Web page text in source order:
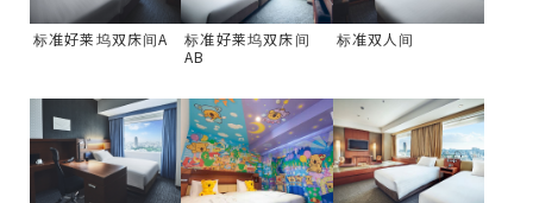
标准好莱坞双床间A
标准好莱坞双床间
AB
标准双人间